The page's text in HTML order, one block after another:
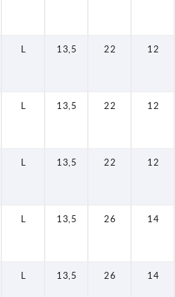
L 13,5 22 12
L 13,5 22 12
L 13,5 22 12
L 13,5 26 14
L 13,5 26 14